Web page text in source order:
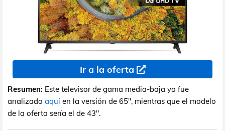
Ir a la oferta
Resumen: Este televisor de gama media-baja ya fue
analizado aquí en la versión de 65", mientras que el modelo
de la oferta sería el de 43".